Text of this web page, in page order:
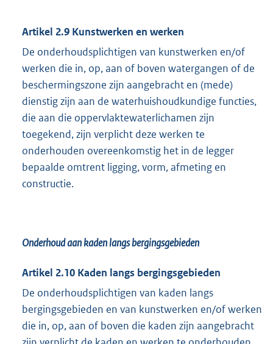
Artikel 2.9 Kunstwerken en werken
De onderhoudsplichtigen van kunstwerken en/of
werken die in, op, aan of boven watergangen of de
beschermingszone zijn aangebracht en (mede)
dienstig zijn aan de waterhuishoudkundige functies,
die aan die oppervlaktewaterlichamen zijn
toegekend, zijn verplicht deze werken te
onderhouden overeenkomstig het in de legger
bepaalde omtrent ligging, vorm, afmeting en
constructie.
Onderhoud aan kaden langs bergingsgebieden
Artikel 2.10 Kaden langs bergingsgebieden
De onderhoudsplichtigen van kaden langs
bergingsgebieden en van kunstwerken en/of werken
die in, op, aan of boven die kaden zijn aangebracht